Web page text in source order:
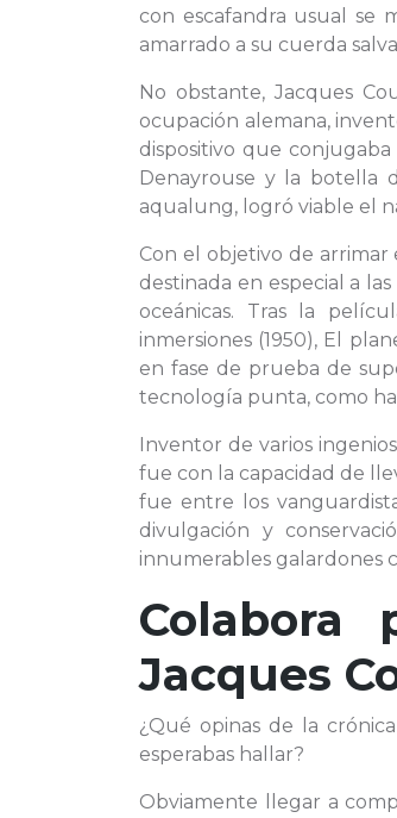
con escafandra usual se
amarrado a su cuerda
No obstante, Jacques
ocupación alemana,
dispositivo que
Denayrouse y la botella
aqualung, logró viable el
Con el objetivo de arrimar
destinada en especial a
oceánicas. Tras la
inmersiones (1950), El
en fase de prueba de
tecnología punta, como
Inventor de varios
fue con la capacidad de
fue entre los
divulgación y
innumerables galardones
Colabora
Jacques
¿Qué opinas de la
esperabas hallar?
Obviamente llegar a